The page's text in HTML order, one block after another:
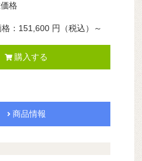
格
：151,600 円（税込）～
購入する
商品情報